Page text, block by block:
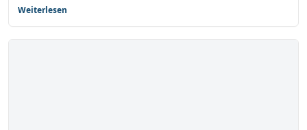
Weiterlesen